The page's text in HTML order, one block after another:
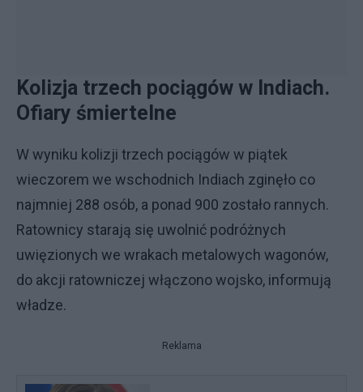
Kolizja trzech pociągów w Indiach.
Ofiary śmiertelne
W wyniku kolizji trzech pociągów w piątek
wieczorem we wschodnich Indiach zginęło co
najmniej 288 osób, a ponad 900 zostało rannych.
Ratownicy starają się uwolnić podróżnych
uwięzionych we wrakach metalowych wagonów,
do akcji ratowniczej włączono wojsko, informują
władze.
Reklama